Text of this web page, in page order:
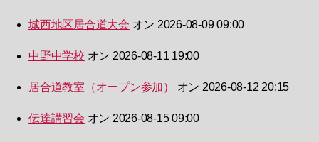
城西地区居合道大会 オン 2026-08-09 09:00
中野中学校 オン 2026-08-11 19:00
居合道教室（オープン参加） オン 2026-08-12 20:15
伝達講習会 オン 2026-08-15 09:00